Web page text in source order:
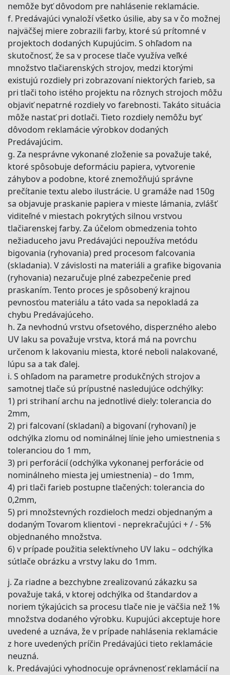
nemôže byť dôvodom pre nahlásenie reklamácie.
f. Predávajúci vynaloží všetko úsilie, aby sa v čo možnej
najväčšej miere zobrazili farby, ktoré sú prítomné v
projektoch dodaných Kupujúcim. S ohľadom na
skutočnosť, že sa v procese tlače využíva veľké
množstvo tlačiarenských strojov, medzi ktorými
existujú rozdiely pri zobrazovaní niektorých farieb, sa
pri tlači toho istého projektu na rôznych strojoch môžu
objaviť nepatrné rozdiely vo farebnosti. Takáto situácia
môže nastať pri dotlači. Tieto rozdiely nemôžu byť
dôvodom reklamácie výrobkov dodaných
Predávajúcim.
g. Za nesprávne vykonané zloženie sa považuje také,
ktoré spôsobuje deformáciu papiera, vytvorenie
záhybov a podobne, ktoré znemožňujú správne
prečítanie textu alebo ilustrácie. U gramáže nad 150g
sa objavuje praskanie papiera v mieste lámania, zvlášť
viditeľné v miestach pokrytých silnou vrstvou
tlačiarenskej farby. Za účelom obmedzenia tohto
nežiaduceho javu Predávajúci nepoužíva metódu
bigovania (ryhovania) pred procesom falcovania
(skladania). V závislosti na materiáli a grafike bigovania
(ryhovania) nezaručuje plné zabezpečenie pred
praskaním. Tento proces je spôsobený krajnou
pevnosťou materiálu a táto vada sa nepokladá za
chybu Predávajúceho.
h. Za nevhodnú vrstvu ofsetového, disperzného alebo
UV laku sa považuje vrstva, ktorá má na povrchu
určenom k lakovaniu miesta, ktoré neboli nalakované,
lúpu sa a tak ďalej.
i. S ohľadom na parametre produkčných strojov a
samotnej tlače sú prípustné nasledujúce odchýlky:
1) pri strihaní archu na jednotlivé diely: tolerancia do
2mm,
2) pri falcovaní (skladaní) a bigovaní (ryhovaní) je
odchýlka zlomu od nominálnej línie jeho umiestnenia s
toleranciou do 1 mm,
3) pri perforácií (odchýlka vykonanej perforácie od
nominálneho miesta jej umiestnenia) – do 1mm,
4) pri tlači farieb postupne tlačených: tolerancia do
0,2mm,
5) pri množstevných rozdieloch medzi objednaným a
dodaným Tovarom klientovi - neprekračujúci + / - 5%
objednaného množstva.
6) v prípade použitia selektívneho UV laku – odchýlka
sútlače obrázku a vrstvy laku do 1mm.
j. Za riadne a bezchybne zrealizovanú zákazku sa
považuje taká, v ktorej odchýlka od štandardov a
noriem týkajúcich sa procesu tlače nie je väčšia než 1%
množstva dodaného výrobku. Kupujúci akceptuje hore
uvedené a uznáva, že v prípade nahlásenia reklamácie
z hore uvedených príčin Predávajúci tieto reklamácie
neuzná.
k. Predávajúci vyhodnocuje oprávnenosť reklamácií na